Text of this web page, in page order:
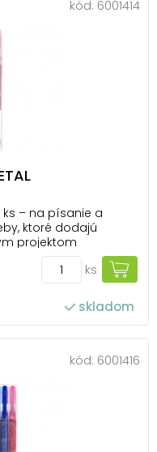
kód: 6001414
– na písanie a
ktoré dodajú
projektom
metalických pier
leskom, ktoré
Gélová náplň
ks
skladom
kód: 6001416